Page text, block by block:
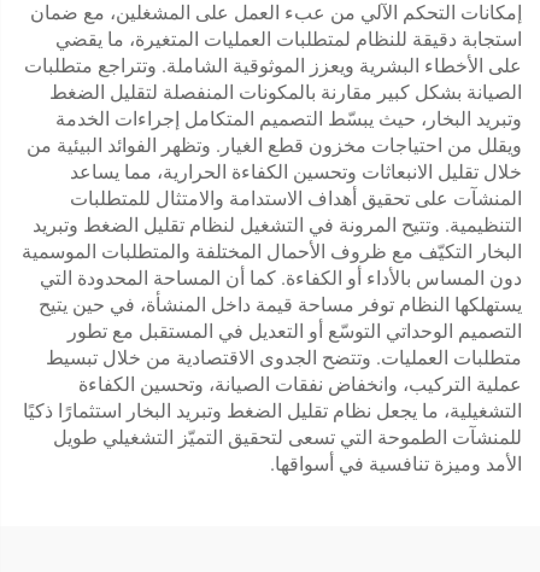
إمكانات التحكم الآلي من عبء العمل على المشغلين، مع ضمان
استجابة دقيقة للنظام لمتطلبات العمليات المتغيرة، ما يقضي
على الأخطاء البشرية ويعزز الموثوقية الشاملة. وتتراجع متطلبات
الصيانة بشكل كبير مقارنة بالمكونات المنفصلة لتقليل الضغط
وتبريد البخار، حيث يبسّط التصميم المتكامل إجراءات الخدمة
ويقلل من احتياجات مخزون قطع الغيار. وتظهر الفوائد البيئية من
خلال تقليل الانبعاثات وتحسين الكفاءة الحرارية، مما يساعد
المنشآت على تحقيق أهداف الاستدامة والامتثال للمتطلبات
التنظيمية. وتتيح المرونة في التشغيل لنظام تقليل الضغط وتبريد
البخار التكيّف مع ظروف الأحمال المختلفة والمتطلبات الموسمية
دون المساس بالأداء أو الكفاءة. كما أن المساحة المحدودة التي
يستهلكها النظام توفر مساحة قيمة داخل المنشأة، في حين يتيح
التصميم الوحداتي التوسّع أو التعديل في المستقبل مع تطور
متطلبات العمليات. وتتضح الجدوى الاقتصادية من خلال تبسيط
عملية التركيب، وانخفاض نفقات الصيانة، وتحسين الكفاءة
التشغيلية، ما يجعل نظام تقليل الضغط وتبريد البخار استثمارًا ذكيًا
للمنشآت الطموحة التي تسعى لتحقيق التميّز التشغيلي طويل
الأمد وميزة تنافسية في أسواقها.